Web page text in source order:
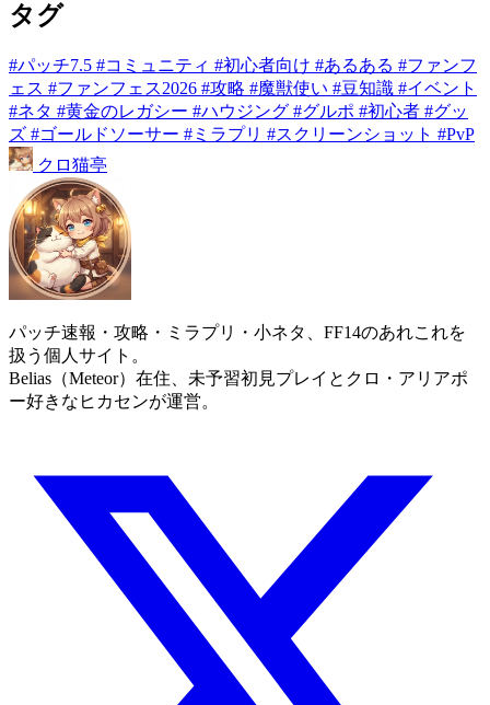
タグ
#パッチ7.5 #コミュニティ #初心者向け #あるある #ファンフ
ェス #ファンフェス2026 #攻略 #魔獣使い #豆知識 #イベント
#ネタ #黄金のレガシー #ハウジング #グルポ #初心者 #グッ
ズ #ゴールドソーサー #ミラプリ #スクリーンショット #PvP
クロ猫亭
パッチ速報・攻略・ミラプリ・小ネタ、FF14のあれこれを
扱う個人サイト。
Belias（Meteor）在住、未予習初見プレイとクロ・アリアポ
ー好きなヒカセンが運営。